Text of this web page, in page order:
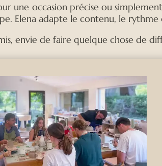
une occasion précise ou
Elena adapte le contenu, le rythme
envie de faire quelque chose de